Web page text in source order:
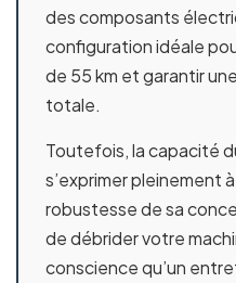
des composants
configuration idéale
de 55 km et garantir
totale.
Toutefois, la capacité
s’exprimer pleinement
robustesse de sa
de débrider votre
conscience qu’un